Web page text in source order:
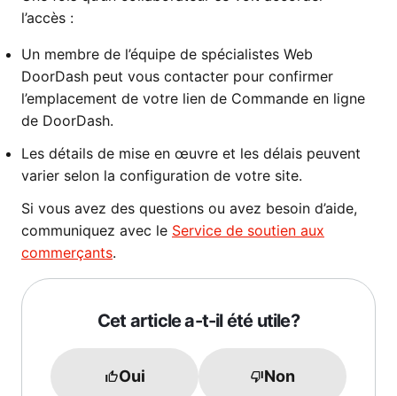
l’accès :
Un membre de l’équipe de spécialistes Web
DoorDash peut vous contacter pour confirmer
l’emplacement de votre lien de Commande en ligne
de DoorDash.
Les détails de mise en œuvre et les délais peuvent
varier selon la configuration de votre site.
Si vous avez des questions ou avez besoin d’aide,
communiquez avec le Service de soutien aux
commerçants.
Cet article a-t-il été utile?
Oui Non